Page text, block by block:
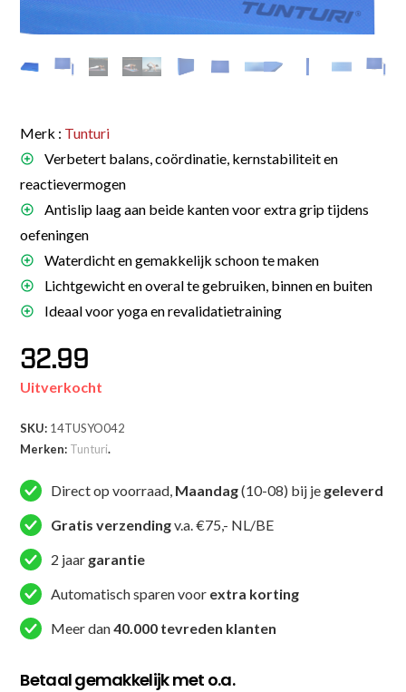
Merk : Tunturi
Verbetert balans, coördinatie, kernstabiliteit en
reactievermogen
Antislip laag aan beide kanten voor extra grip tijdens
oefeningen
Waterdicht en gemakkelijk schoon te maken
Lichtgewicht en overal te gebruiken, binnen en buiten
Ideaal voor yoga en revalidatietraining
32.99
Uitverkocht
SKU: 14TUSYO042
Merken: Tunturi.
Direct op voorraad, Maandag(10-08) bij je geleverd
Gratis verzendingv.a. €75,- NL/BE
2 jaar garantie
Automatisch sparen voor extra korting
Meer dan40.000 tevreden klanten
Betaal gemakkelijk met o.a.